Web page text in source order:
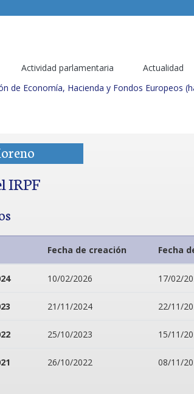
Actividad parlamentaria Actualidad
de Economía, Hacienda y Fondos Europeos
IRPF
Fecha de creación Fecha
10/02/2026 17/02/
21/11/2024 22/11/
25/10/2023 15/11/
26/10/2022 08/11/